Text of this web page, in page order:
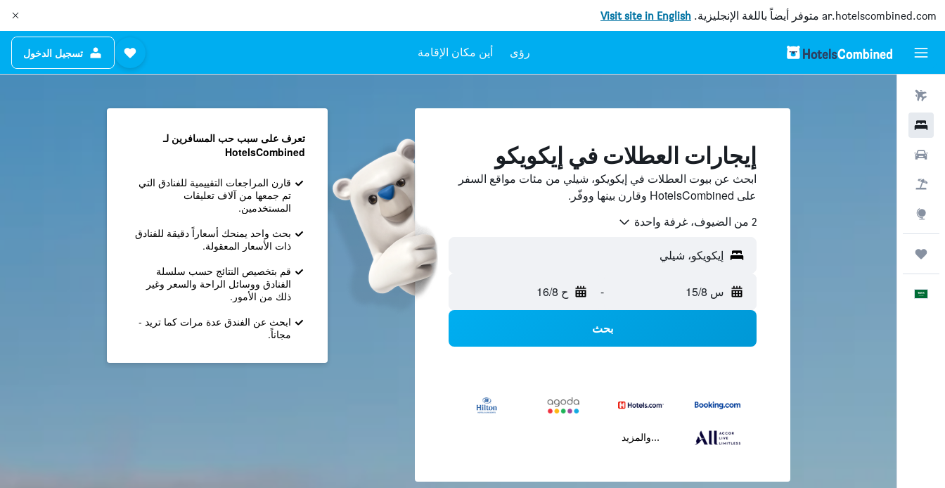
ar.hotelscombined.com متوفر أيضاً باللغة الإنجليزية. Visit site in English
رؤى أين مكان الإقامة تسجيل الدخول
إيجارات العطلات في إيكويكو
ابحث عن بيوت العطلات في إيكويكو، شيلي من مئات مواقع السفر
على HotelsCombined وقارن بينها ووفّر.
2 من الضيوف، غرفة واحدة
إيكويكو، شيلي
س 15/8 - ح 16/8
بحث
...والمزيد
تعرف على سبب حب المسافرين لـ
HotelsCombined
قارن المراجعات التقييمية للفنادق التي
تم جمعها من آلاف تعليقات
المستخدمين.
بحث واحد يمنحك أسعاراً دقيقة للفنادق
ذات الأسعار المعقولة.
قم بتخصيص النتائج حسب سلسلة
الفنادق ووسائل الراحة والسعر وغير
ذلك من الأمور.
ابحث عن الفندق عدة مرات كما تريد -
مجاناً.